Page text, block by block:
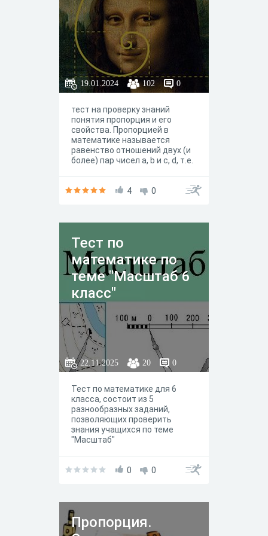
19.01.2024 102 0
тест на проверку знаний
понятия пропорция и его
свойства. Пропорцией в
математике называется
равенство отношений двух (и
более) пар чисел a, b и с, d, т.е.
4 0
Тест по
математике по
теме "Масштаб 6
класс"
22.11.2025 20 0
Тест по математике для 6
класса, состоит из 5
разнообразных заданий,
позволяющих проверить
знания учащихся по теме
"Масштаб"
0 0
Пропорция.